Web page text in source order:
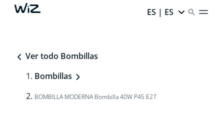
ES | ES
Ver todo Bombillas
Bombillas
BOMBILLA MODERNA Bombilla 40W P45 E27